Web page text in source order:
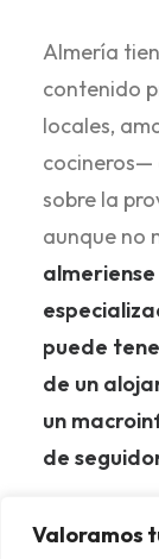
Valoramos
Almería
contenido
locales,
cocineros—
sobre la
aunque no
puede
de un
un
de
El